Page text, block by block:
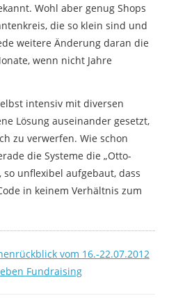
Wohl aber genug Shops
die so klein sind und
weitere Änderung daran die
wenn nicht Jahre
intensiv mit diversen
Lösung auseinander gesetzt,
zu verwerfen. Wie schon
die Systeme die „Otto-
unflexibel aufgebaut, dass
in keinem Verhältnis zum
vom 16.-22.07.2012
Fundraising